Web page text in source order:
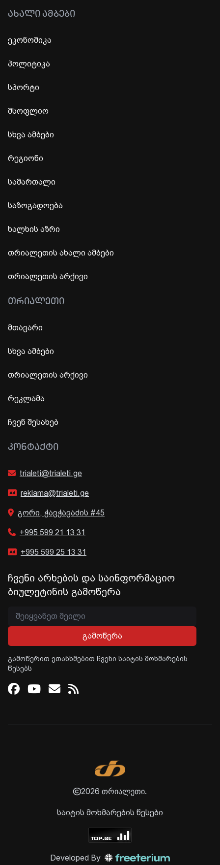
ᲐᲮᲐᲚᲘ ᲐᲛᲑᲔᲑᲘ
ეკონომიკა
პოლიტიკა
სპორტი
მსოფლიო
სხვა ამბები
რეგიონი
სამართალი
საზოგადოება
ხალხის აზრი
თრიალეთის ახალი ამბები
თრიალეთის არქივი
ᲗᲠᲘᲐᲚᲔᲗᲘ
მთავარი
სხვა ამბები
თრიალეთის არქივი
რეკლამა
ჩვენ შესახებ
ᲙᲝᲜᲢᲐᲥᲢᲘ
trialeti@trialeti.ge
reklama@trialeti.ge
გორი, ჭავჭავაძის #45
+995 599 21 13 31
+995 599 25 13 31
ჩვენი არხების და საინფორმაციო
ბიულეტინის გამოწერა
გამოწერა
გამოწერით ეთანხმებით ჩვენი საიტის მოხმარების
წესებს
Facebook
Youtube
Email
RSS
2026 თრიალეთი.
საიტის მოხმარების წესები
Developed By